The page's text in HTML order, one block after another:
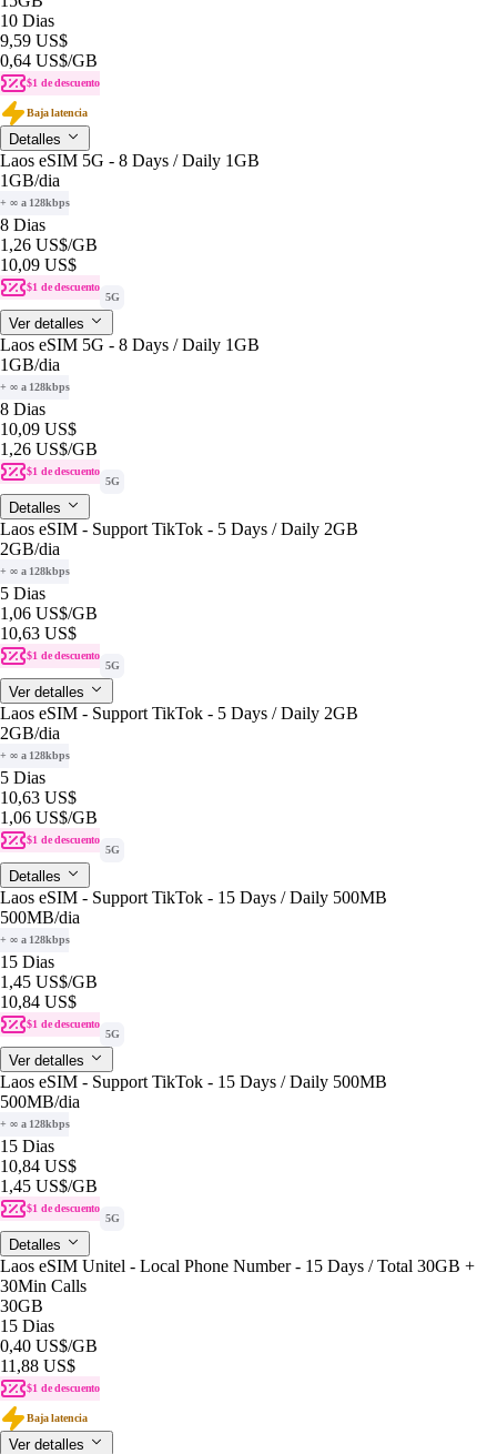
10 Dias
9,59 US$
0,64 US$/GB
$1 de descuento
Baja latencia
Detalles
Laos eSIM 5G - 8 Days / Daily 1GB
1GB/dia
+ ∞ a 128kbps
8 Dias
1,26 US$/GB
10,09 US$
$1 de descuento
5G
Ver detalles
Laos eSIM 5G - 8 Days / Daily 1GB
1GB/dia
+ ∞ a 128kbps
8 Dias
10,09 US$
1,26 US$/GB
$1 de descuento
5G
Detalles
Laos eSIM - Support TikTok - 5 Days / Daily 2GB
2GB/dia
+ ∞ a 128kbps
5 Dias
1,06 US$/GB
10,63 US$
$1 de descuento
5G
Ver detalles
Laos eSIM - Support TikTok - 5 Days / Daily 2GB
2GB/dia
+ ∞ a 128kbps
5 Dias
10,63 US$
1,06 US$/GB
$1 de descuento
5G
Detalles
Laos eSIM - Support TikTok - 15 Days / Daily 500MB
500MB/dia
+ ∞ a 128kbps
15 Dias
1,45 US$/GB
10,84 US$
$1 de descuento
5G
Ver detalles
Laos eSIM - Support TikTok - 15 Days / Daily 500MB
500MB/dia
+ ∞ a 128kbps
15 Dias
10,84 US$
1,45 US$/GB
$1 de descuento
5G
Detalles
Laos eSIM Unitel - Local Phone Number - 15 Days / Total 30GB +
30Min Calls
30GB
15 Dias
0,40 US$/GB
11,88 US$
$1 de descuento
Baja latencia
Ver detalles